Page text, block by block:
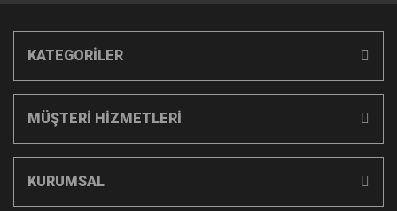
KATEGORİLER
MÜŞTERİ HİZMETLERİ
KURUMSAL